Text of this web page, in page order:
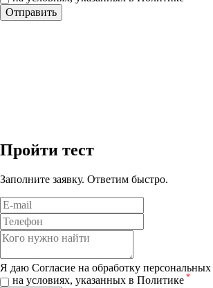
Отправить
Пройти тест
Заполните заявку. Ответим быстро.
Я даю Согласие на обработку
на условиях, указанных в Политике *